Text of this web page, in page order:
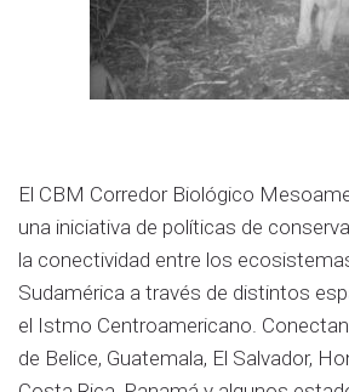
El CBM Corredor Biológico
una iniciativa de políticas de
la conectividad entre los
Sudamérica a través de distintos
el Istmo Centroamericano.
de Belice, Guatemala, El Salvador,